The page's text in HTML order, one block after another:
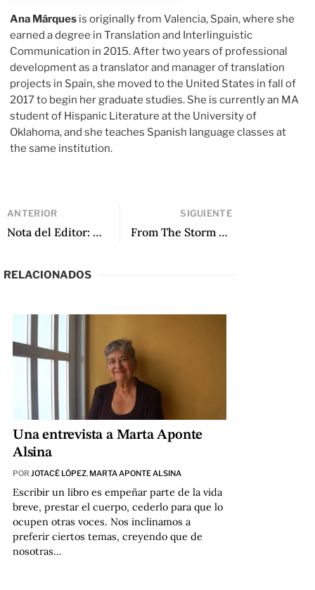
Ana Márques is originally from Valencia, Spain, where she
earned a degree in Translation and Interlinguistic
Communication in 2015. After two years of professional
development as a translator and manager of translation
projects in Spain, she moved to the United States in fall of
2017 to begin her graduate studies. She is currently an MA
student of Hispanic Literature at the University of
Oklahoma, and she teaches Spanish language classes at
the same institution.
ANTERIOR
Nota del Editor: Agosto 2018
SIGUIENTE
From The Storm by Tomás González
RELACIONADOS
Una entrevista a Marta Aponte
Alsina
POR JOTACÉ LÓPEZ, MARTA APONTE ALSINA
Escribir un libro es empeñar parte de la vida
breve, prestar el cuerpo, cederlo para que lo
ocupen otras voces. Nos inclinamos a
preferir ciertos temas, creyendo que de
nosotras…